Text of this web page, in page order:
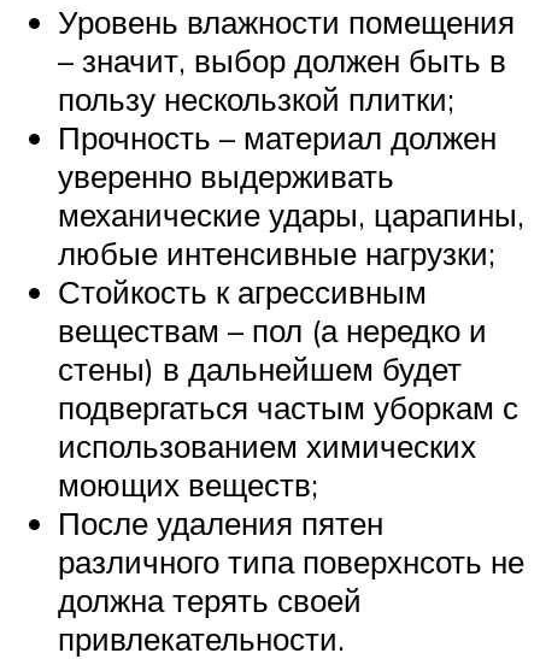
Уровень влажности помещения
– значит, выбор должен быть в
пользу нескользкой плитки;
Прочность – материал должен
уверенно выдерживать
механические удары, царапины,
любые интенсивные нагрузки;
Стойкость к агрессивным
веществам – пол (а нередко и
стены) в дальнейшем будет
подвергаться частым уборкам с
использованием химических
моющих веществ;
После удаления пятен
различного типа поверхнсоть не
должна терять своей
привлекательности.